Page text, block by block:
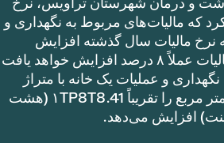
که مالیات‌های مربوط به نگهداری و
نرخ مالیات سال گذشته افزایش
می‌دهد. این نرخ مالیات عملاً ۸ درصد افزایش خواهد یافت
و عملیات یک خانه با متراژ
۱TP8T100,000 متر مربع را تقریباً ۱TP8T8.41 (هشت
افزایش می‌دهد.